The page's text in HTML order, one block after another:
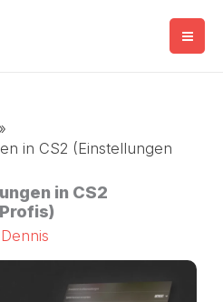
in CS2 (Einstellungen
in CS2
Dennis